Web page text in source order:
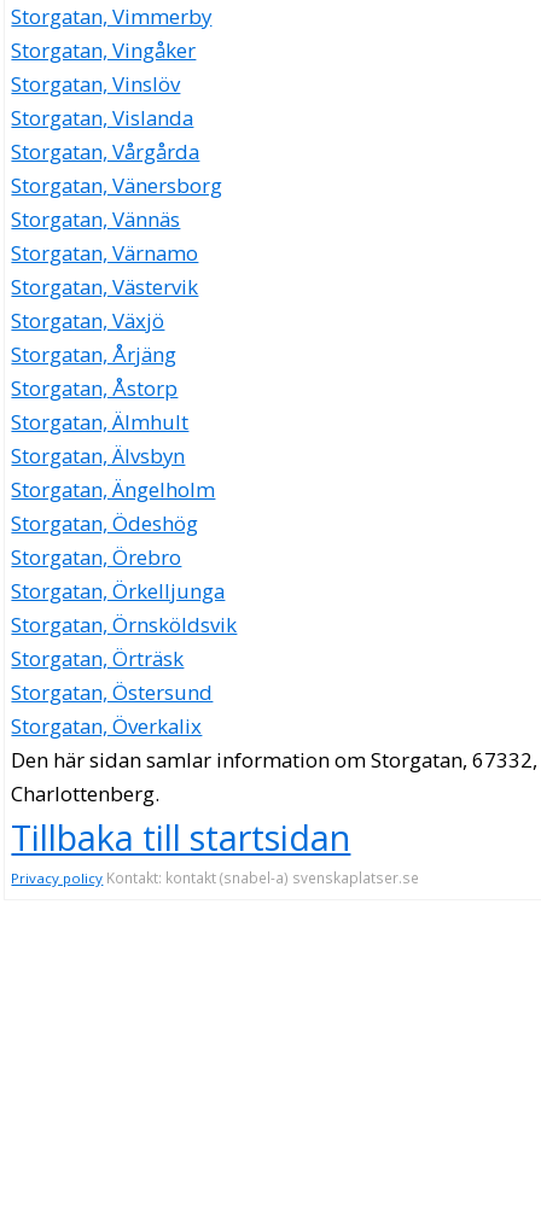
Storgatan, Vimmerby
Storgatan, Vingåker
Storgatan, Vinslöv
Storgatan, Vislanda
Storgatan, Vårgårda
Storgatan, Vänersborg
Storgatan, Vännäs
Storgatan, Värnamo
Storgatan, Västervik
Storgatan, Växjö
Storgatan, Årjäng
Storgatan, Åstorp
Storgatan, Älmhult
Storgatan, Älvsbyn
Storgatan, Ängelholm
Storgatan, Ödeshög
Storgatan, Örebro
Storgatan, Örkelljunga
Storgatan, Örnsköldsvik
Storgatan, Örträsk
Storgatan, Östersund
Storgatan, Överkalix
Den här sidan samlar information om Storgatan, 67332,
Charlottenberg.
Tillbaka till startsidan
Privacy policy Kontakt: kontakt (snabel-a) svenskaplatser.se